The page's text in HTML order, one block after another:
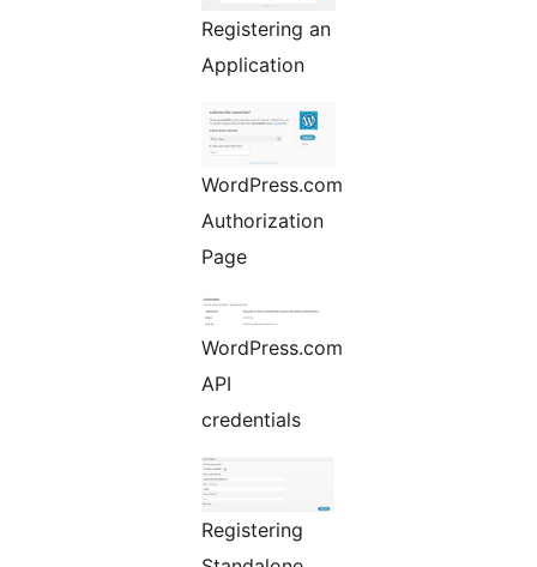
Registering an
Application
WordPress.com
Authorization
Page
WordPress.com
API
credentials
Registering